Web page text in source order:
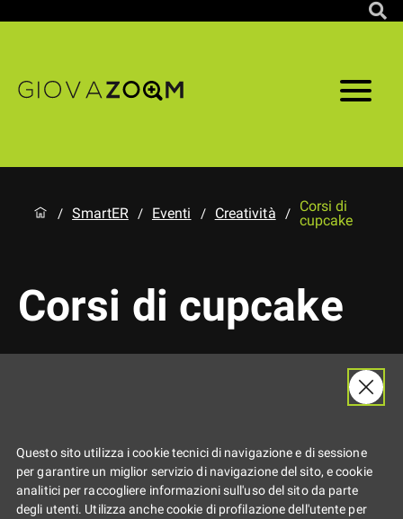
/ SmartER / Eventi / Creatività /
Corsi di
cupcake
Corsi di cupcake
Questo sito utilizza i cookie tecnici di navigazione e di sessione
per garantire un miglior servizio di navigazione del sito, e cookie
analitici per raccogliere informazioni sull'uso del sito da parte
degli utenti. Utilizza anche cookie di profilazione dell'utente per